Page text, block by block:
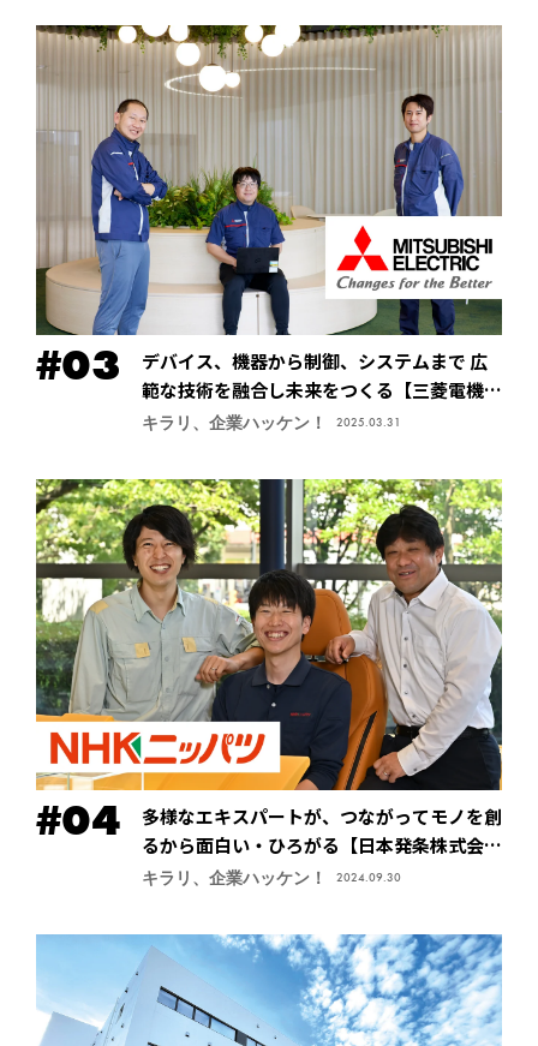
デバイス、機器から制御、システムまで 広
範な技術を融合し未来をつくる【三菱電機株
式会社・先端技術総合研究所】
キラリ、企業ハッケン！ 2025.03.31
多様なエキスパートが、つながってモノを創
るから面白い・ひろがる【日本発条株式会社
（ニッパツ）】
キラリ、企業ハッケン！ 2024.09.30